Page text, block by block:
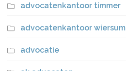
advocatenkantoor timmer
advocatenkantoor wiersum
advocatie